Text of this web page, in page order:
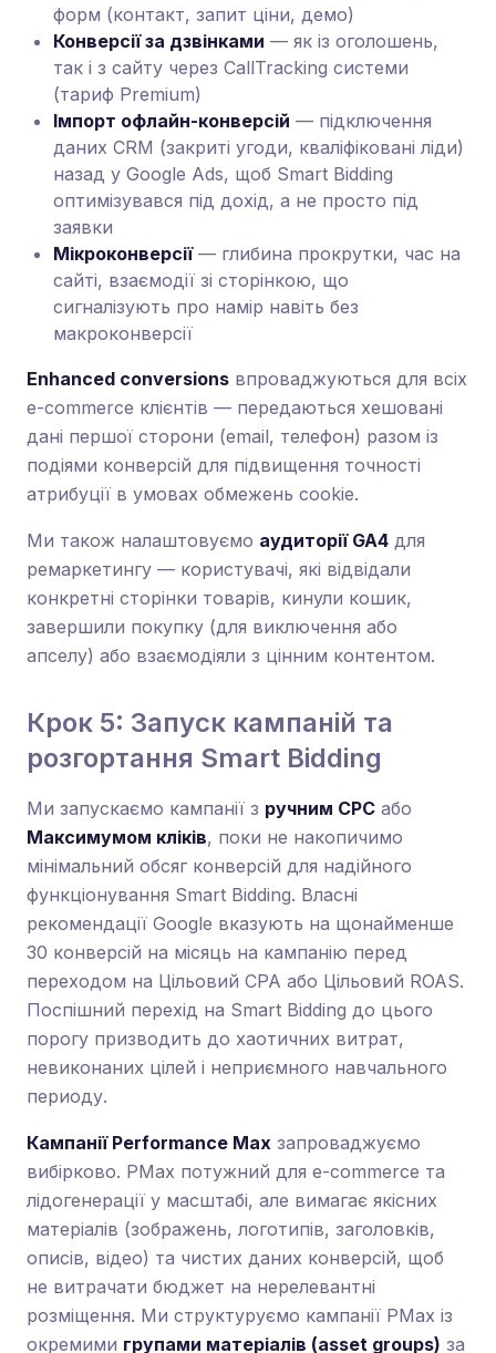
форм (контакт, запит ціни, демо)
Конверсії за дзвінками — як із оголошень,
так і з сайту через CallTracking системи
(тариф Premium)
Імпорт офлайн-конверсій — підключення
даних CRM (закриті угоди, кваліфіковані ліди)
назад у Google Ads, щоб Smart Bidding
оптимізувався під дохід, а не просто під
заявки
Мікроконверсії— глибина прокрутки, час на
сайті, взаємодії зі сторінкою, що
сигналізують про намір навіть без
макроконверсії
Enhanced conversions впроваджуються для всіх
e-commerce клієнтів — передаються хешовані
дані першої сторони (email, телефон) разом із
подіями конверсій для підвищення точності
атрибуції в умовах обмежень cookie.
Ми також налаштовуємо аудиторії GA4 для
ремаркетингу — користувачі, які відвідали
конкретні сторінки товарів, кинули кошик,
завершили покупку (для виключення або
апселу) або взаємодіяли з цінним контентом.
Крок 5: Запуск кампаній та
розгортання Smart Bidding
Ми запускаємо кампанії з ручним CPC або
Максимумом кліків, поки не накопичимо
мінімальний обсяг конверсій для надійного
функціонування Smart Bidding. Власні
рекомендації Google вказують на щонайменше
30 конверсій на місяць на кампанію перед
переходом на Цільовий CPA або Цільовий ROAS.
Поспішний перехід на Smart Bidding до цього
порогу призводить до хаотичних витрат,
невиконаних цілей і неприємного навчального
периоду.
Кампанії Performance Max запроваджуємо
вибірково. PMax потужний для e-commerce та
лідогенерації у масштабі, але вимагає якісних
матеріалів (зображень, логотипів, заголовків,
описів, відео) та чистих даних конверсій, щоб
не витрачати бюджет на нерелевантні
розміщення. Ми структуруємо кампанії PMax із
окремими групами матеріалів (asset groups) за